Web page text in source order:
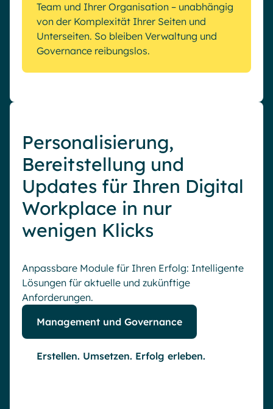
Team und Ihrer Organisation – unabhängig
von der Komplexität Ihrer Seiten und
Unterseiten. So bleiben Verwaltung und
Governance reibungslos.
Personalisierung,
Bereitstellung und
Updates für Ihren Digital
Workplace in nur
wenigen Klicks
Anpassbare Module für Ihren Erfolg: Intelligente
Lösungen für aktuelle und zukünftige
Anforderungen.
Management und Governance
Erstellen. Umsetzen. Erfolg erleben.